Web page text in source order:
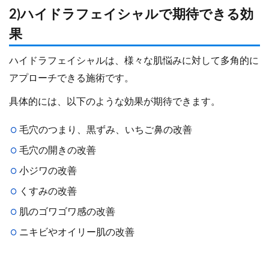
2)ハイドラフェイシャルで期待できる効
果
ハイドラフェイシャルは、様々な肌悩みに対して多角的に
アプローチできる施術です。
具体的には、以下のような効果が期待できます。
毛穴のつまり、黒ずみ、いちご鼻の改善
毛穴の開きの改善
小ジワの改善
くすみの改善
肌のゴワゴワ感の改善
ニキビやオイリー肌の改善